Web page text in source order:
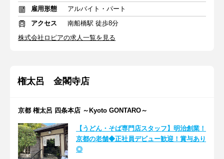
雇用形態
アルバイト・パート
アクセス
南船橋駅 徒歩8分
株式会社ロピアの求人一覧を見る
権太呂 金閣寺店
京都 権太呂 四条本店 ～Kyoto GONTARO～
【うどん・そば専門店スタッフ】明治創業！
京都の老舗◆正社員デビュー歓迎！賞与あり
◎